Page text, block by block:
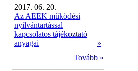
2017. 06. 20.
Az AEEK működési
nyilvántartással
kapcsolatos tájékoztató
anyagai
»
Tovább »